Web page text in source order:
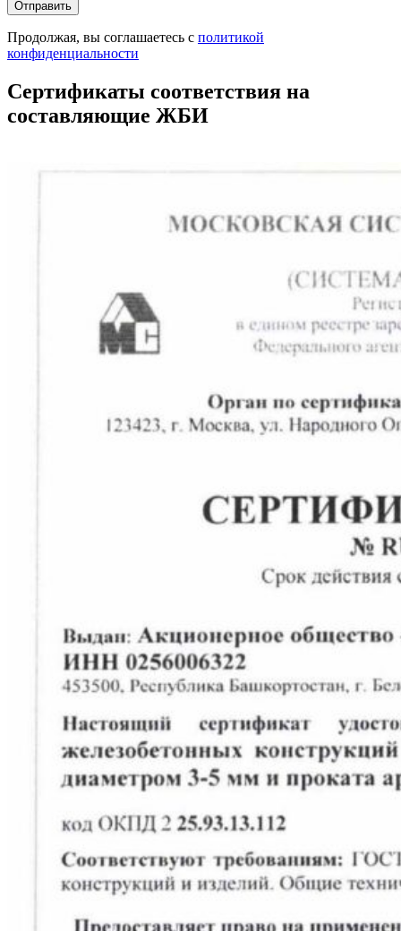
Продолжая, вы соглашаетесь с политикой
конфиденциальности
Сертификаты соответствия на
составляющие ЖБИ